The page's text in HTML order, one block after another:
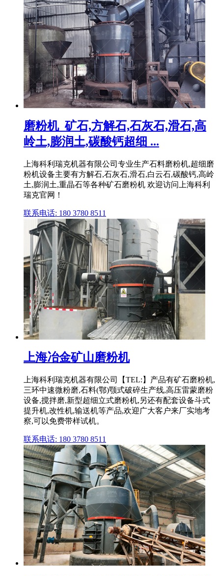
磨粉机_矿石,方解石,石灰石,滑石,高
岭土,膨润土,碳酸钙超细 ...
上海科利瑞克机器有限公司专业生产石料磨粉机,超细磨
粉机设备主要有方解石,石灰石,滑石,白云石,碳酸钙,高岭
土,膨润土,重晶石等各种矿石磨粉机 欢迎访问上海科利
瑞克官网！
联系电话: 180 3780 8511
上海冶金矿山磨粉机
上海科利瑞克机器有限公司【TEL:】产品有矿石磨粉机,
三环中速微粉磨,石料(鄂)颚式破碎生产线,高压雷蒙磨粉
设备,搅拌磨,新型超细立式磨粉机,另还有配套设备斗式
提升机,改性机,输送机等产品,欢迎广大客户来厂实地考
察,可以免费带样试机。
联系电话: 180 3780 8511